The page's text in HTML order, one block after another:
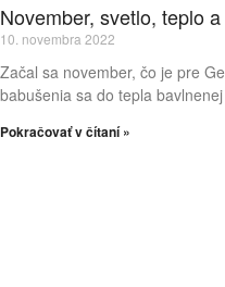
November, svetlo, teplo
10. novembra 2022
Začal sa november, čo je pre
babušenia sa do tepla
Pokračovať v čítaní »